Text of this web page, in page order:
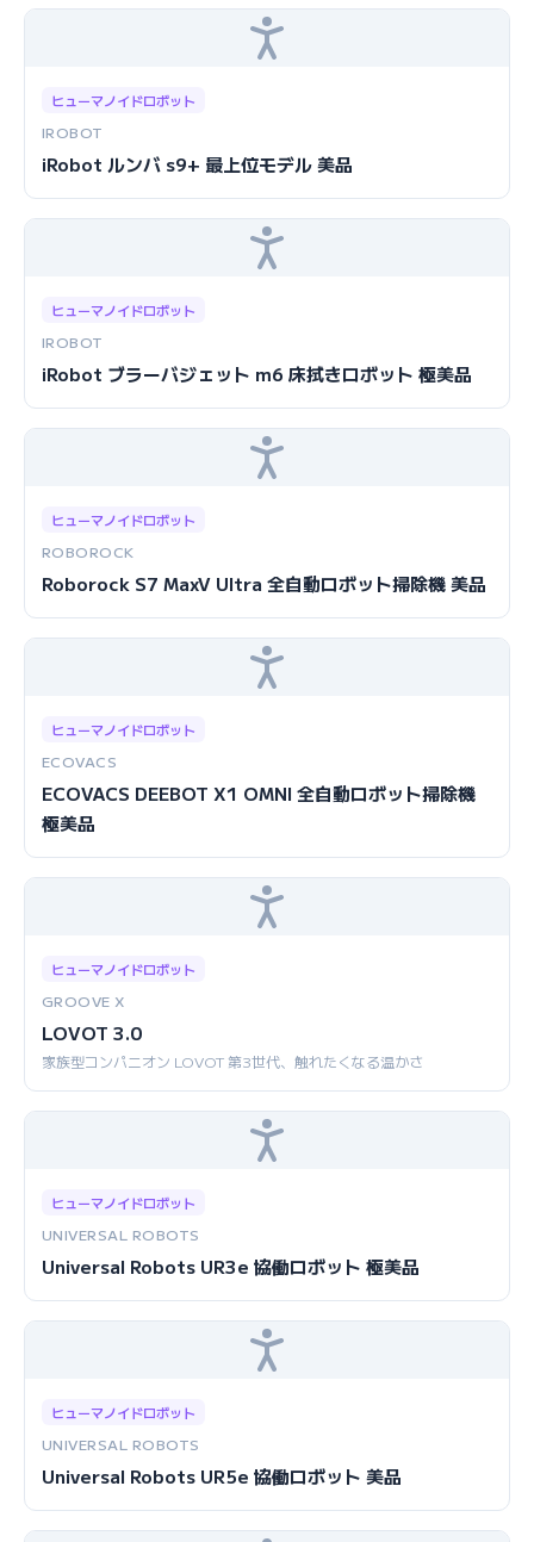
ヒューマノイドロボット
IROBOT
iRobot ルンバ s9+ 最上位モデル 美品
ヒューマノイドロボット
IROBOT
iRobot ブラーバジェット m6 床拭きロボット 極美品
ヒューマノイドロボット
ROBOROCK
Roborock S7 MaxV Ultra 全自動ロボット掃除機 美品
ヒューマノイドロボット
ECOVACS
ECOVACS DEEBOT X1 OMNI 全自動ロボット掃除機
極美品
ヒューマノイドロボット
GROOVE X
LOVOT 3.0
家族型コンパニオン LOVOT 第3世代、触れたくなる温かさ
ヒューマノイドロボット
UNIVERSAL ROBOTS
Universal Robots UR3e 協働ロボット 極美品
ヒューマノイドロボット
UNIVERSAL ROBOTS
Universal Robots UR5e 協働ロボット 美品